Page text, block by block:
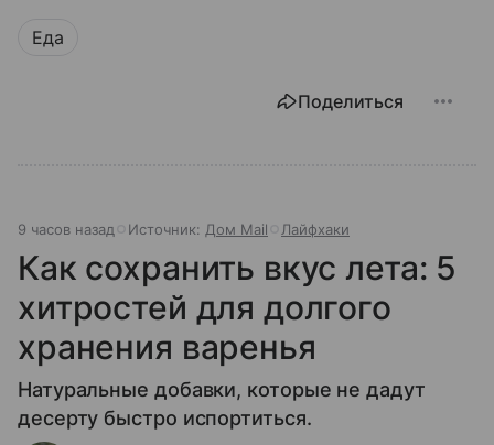
Еда
Поделиться
9 часов назад Источник: Дом Mail Лайфхаки
Как сохранить вкус лета: 5
хитростей для долгого
хранения варенья
Натуральные добавки, которые не дадут
десерту быстро испортиться.